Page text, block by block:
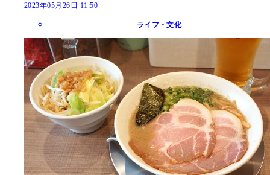
2023年05月26日 11:50
ライフ・文化